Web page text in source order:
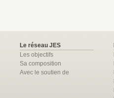
Le réseau JES
Les objectifs
Sa composition
Avec le soutien de